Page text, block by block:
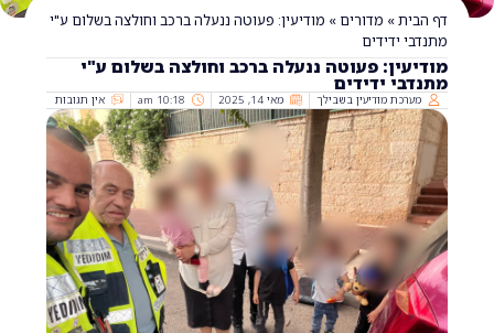
»מדורים »מודיעין: פעוטה ננעלה ברכב וחולצה בשלום ע"י
פעוטה ננעלה ברכב וחולצה בשלום ע"י
ידידים
מודיעין בשבילך מאי 14, 2025 10:18 am אין תגובות